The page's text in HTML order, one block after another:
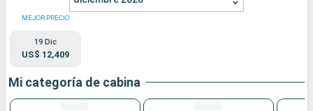
MEJOR PRECIO
19 Dic
US$ 12,409
Mi categoría de cabina
Puertos Compañías